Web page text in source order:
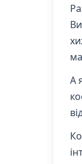
А